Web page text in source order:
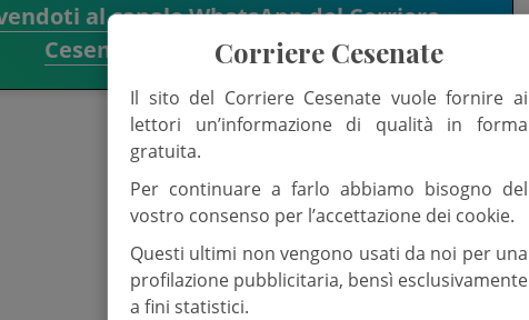
al canale WhatsApp del Corriere
Cesenate.
Corriere Cesenate
Il sito del Corriere Cesenate vuole fornire ai
lettori un’informazione di qualità in forma
gratuita.
Per continuare a farlo abbiamo bisogno del
vostro consenso per l’accettazione dei cookie.
Questi ultimi non vengono usati da noi per una
profilazione pubblicitaria, bensì esclusivamente
a fini statistici.